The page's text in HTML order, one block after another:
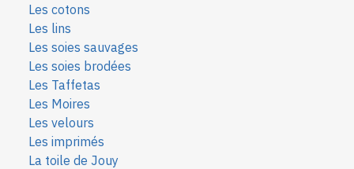
Les cotons
Les lins
Les soies sauvages
Les soies brodées
Les Taffetas
Les Moires
Les velours
Les imprimés
La toile de Jouy